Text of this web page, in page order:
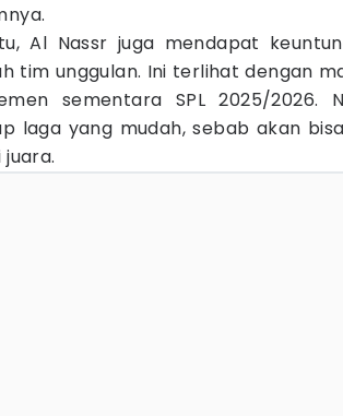
Al Nassr juga mendapat
tim unggulan. Ini terlihat dengan
sementara SPL 2025/2026.
laga yang mudah, sebab akan
juara.